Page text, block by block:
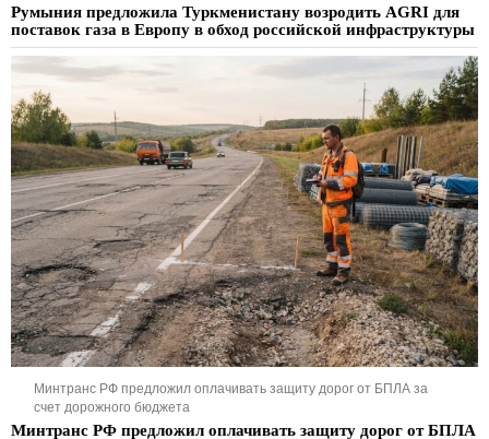
Румыния предложила Туркменистану возродить AGRI для
поставок газа в Европу в обход российской инфраструктуры
Минтранс РФ предложил оплачивать защиту дорог от БПЛА за
счет дорожного бюджета
Минтранс РФ предложил оплачивать защиту дорог от БПЛА